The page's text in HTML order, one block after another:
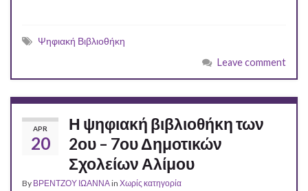
Ψηφιακή Βιβλιοθήκη
Leave comment
APR
20
Η ψηφιακή βιβλιοθήκη των
2ου – 7ου Δημοτικών
Σχολείων Αλίμου
By ΒΡΕΝΤΖΟΥ ΙΩΑΝΝΑin Χωρίς κατηγορία